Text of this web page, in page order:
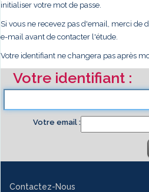
initialiser votre mot de passe.
Si vous ne recevez pas d'email, merci de
e-mail avant de contacter l'étude.
Votre identifiant ne changera pas après
Votre identifiant
Votre email
Contactez-Nous